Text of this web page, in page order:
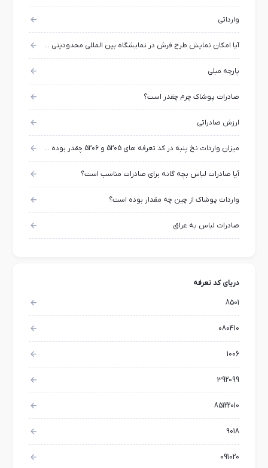
وارداتی
آیا امکان نمایش طرح فرش در نمایشگاه بین المللی محدودیتی وجود دارد؟
پارچه مبلی
صادرات پوشاک چرم چقدر است؟
ارزش صادراتی
میزان واردات نخ پنبه در کد تعرفه های 5205 و 5206 چقدر بوده است؟
آیا صادرات لباس بچه گانه برای صادرات مناسب است؟
واردات پوشاک از چین چه مقدار بوده است؟
صادرات لباس به عراق
دریای کد تعرفه
8501
080410
1006
392099
85122010
9018
091020